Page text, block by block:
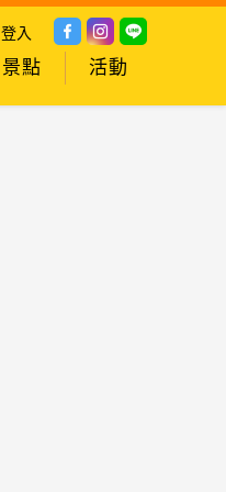
登入
景點 活動